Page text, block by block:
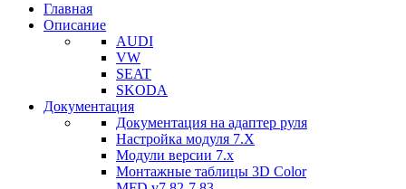
Главная
Описание
AUDI
VW
SEAT
SKODA
Документация
Документация на адаптер руля
Настройка модуля 7.Х
Модули версии 7.х
Монтажные таблицы 3D Color